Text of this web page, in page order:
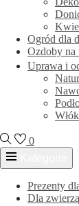
Ogród dla
Ozdoby na
Uprawa i
0
Prezenty
Dla